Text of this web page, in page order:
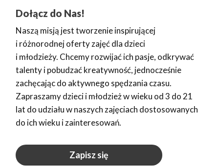
Dołącz do Nas!
Naszą misją jest tworzenie inspirującej
i różnorodnej oferty zajęć dla dzieci
i młodzieży. Chcemy rozwijać ich pasje, odkrywać
talenty i pobudzać kreatywność, jednocześnie
zachęcając do aktywnego spędzania czasu.
Zapraszamy dzieci i młodzież w wieku od 3 do 21
lat do udziału w naszych zajęciach dostosowanych
do ich wieku i zainteresowań.
Zapisz się